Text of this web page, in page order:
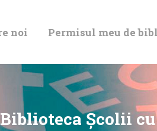
noi Permisul meu de
Biblioteca Şcolii
DE